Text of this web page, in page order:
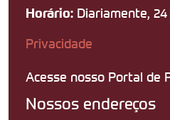
Horário: Diariamente,
Privacidade
Acesse nosso Portal de
Nossos endereços